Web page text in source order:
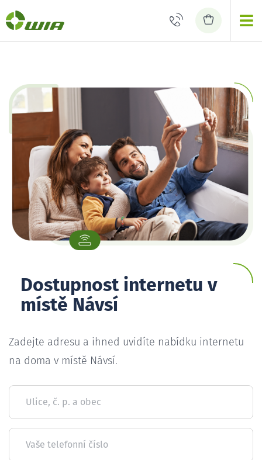
Dostupnost internetu v
místě Návsí
Zadejte adresu a ihned uvidíte nabídku internetu
na doma v místě Návsí.
Ulice, č. p. a obec
Vaše telefonní číslo